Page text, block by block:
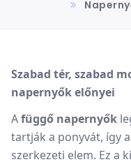
Szabad tér, szabad
napernyőkelőnyei
Afüggő napernyők
tartják a ponyvát, így
szerkezeti elem. Ez a